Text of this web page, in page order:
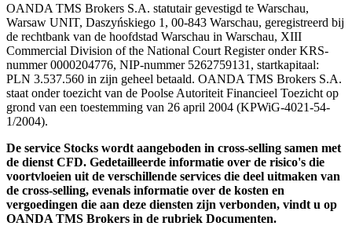
OANDA TMS Brokers S.A. statutair gevestigd te Warschau,
Warsaw UNIT, Daszyńskiego 1, 00-843 Warschau, geregistreerd bij
de rechtbank van de hoofdstad Warschau in Warschau, XIII
Commercial Division of the National Court Register onder KRS-
nummer 0000204776, NIP-nummer 5262759131, startkapitaal:
PLN 3.537.560 in zijn geheel betaald. OANDA TMS Brokers S.A.
staat onder toezicht van de Poolse Autoriteit Financieel Toezicht op
grond van een toestemming van 26 april 2004 (KPWiG-4021-54-
1/2004).
De service Stocks wordt aangeboden in cross-selling samen met
de dienst CFD. Gedetailleerde informatie over de risico's die
voortvloeien uit de verschillende services die deel uitmaken van
de cross-selling, evenals informatie over de kosten en
vergoedingen die aan deze diensten zijn verbonden, vindt u op
OANDA TMS Brokers in de rubriek Documenten.